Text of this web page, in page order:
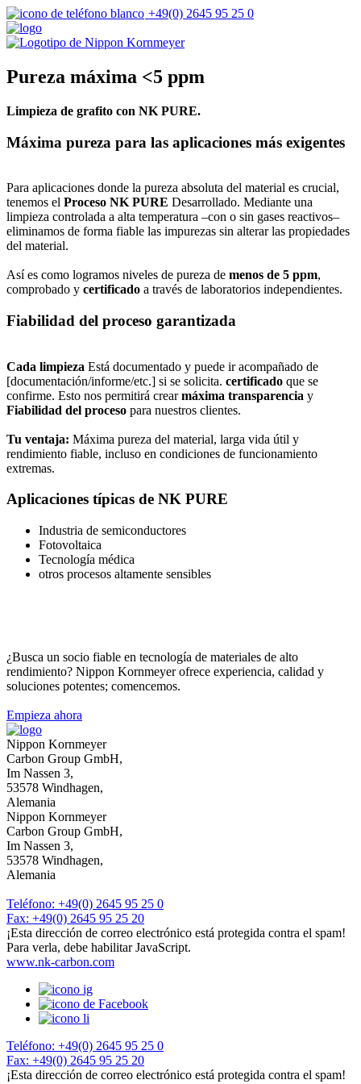
+49(0) 2645 95 25 0
Pureza máxima <5 ppm
Limpieza de grafito con NK PURE.
Máxima pureza para las aplicaciones más exigentes
Para aplicaciones donde la pureza absoluta del material es crucial,
tenemos el Proceso NK PURE Desarrollado. Mediante una
limpieza controlada a alta temperatura –con o sin gases reactivos–
eliminamos de forma fiable las impurezas sin alterar las propiedades
del material.
Así es como logramos niveles de pureza de menos de 5 ppm,
comprobado y certificado a través de laboratorios independientes.
Fiabilidad del proceso garantizada
Cada limpieza Está documentado y puede ir acompañado de
[documentación/informe/etc.] si se solicita. certificado que se
confirme. Esto nos permitirá crearmáxima transparencia y
Fiabilidad del proceso para nuestros clientes.
Tu ventaja: Máxima pureza del material, larga vida útil y
rendimiento fiable, incluso en condiciones de funcionamiento
extremas.
Aplicaciones típicas de NK PURE
Industria de semiconductores
Fotovoltaica
Tecnología médica
otros procesos altamente sensibles
¿Busca un socio fiable en tecnología de materiales de alto
rendimiento? Nippon Kornmeyer ofrece experiencia, calidad y
soluciones potentes; comencemos.
Empieza ahora
Nippon Kornmeyer
Carbon Group GmbH,
Im Nassen 3,
53578 Windhagen,
Alemania
Nippon Kornmeyer
Carbon Group GmbH,
Im Nassen 3,
53578 Windhagen,
Alemania
Teléfono: +49(0) 2645 95 25 0
Fax: +49(0) 2645 95 25 20
¡Esta dirección de correo electrónico está protegida contra el spam!
Para verla, debe habilitar JavaScript.
www.nk-carbon.com
Teléfono: +49(0) 2645 95 25 0
Fax: +49(0) 2645 95 25 20
¡Esta dirección de correo electrónico está protegida contra el spam!